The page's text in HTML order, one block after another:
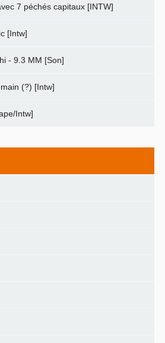
7 péchés capitaux [INTW]
[Intw]
- 9.3 MM [Son]
(?) [Intw]
Intw]